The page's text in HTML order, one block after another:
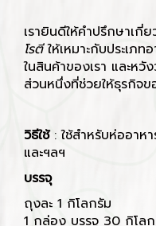
เรายินดีให้คำปรึกษาเกี่
โรตีให้เหมาะกับประเภ
ในสินค้าของเรา และหวัง
ส่วนหนึ่งที่ช่วยให้ธุรกิจ
วิธีใช้: ใช้สำหรับห่ออาห
และฯลฯ
บรรจุ
ถุงละ 1 กิโลกรัม
1 กล่อง บรรจุ 30 กิโล